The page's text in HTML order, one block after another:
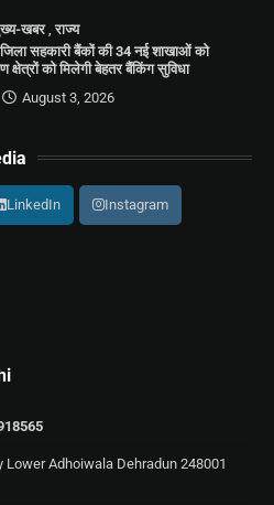
खबर,राज्य
सहकारी बैंकों की 34 नई शाखाओं को
क्षेत्रों को मिलेगी बेहतर बैंकिंग सुविधा
August 3, 2026
LinkedIn Instagram
Lower Adhoiwala Dehradun 248001